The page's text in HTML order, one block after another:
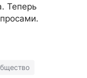
Теперь